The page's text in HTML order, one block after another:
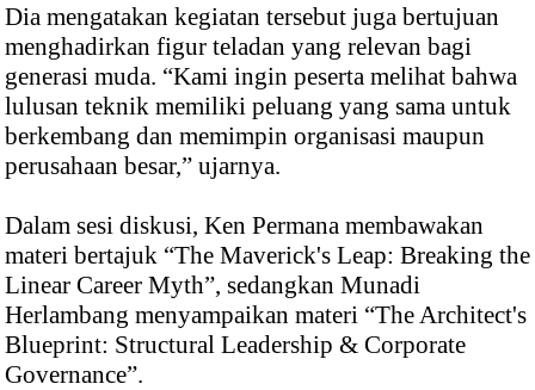
Dia mengatakan kegiatan tersebut juga bertujuan
menghadirkan figur teladan yang relevan bagi
generasi muda. “Kami ingin peserta melihat bahwa
lulusan teknik memiliki peluang yang sama untuk
berkembang dan memimpin organisasi maupun
perusahaan besar,” ujarnya.
Dalam sesi diskusi, Ken Permana membawakan
materi bertajuk “The Maverick's Leap: Breaking the
Linear Career Myth”, sedangkan Munadi
Herlambang menyampaikan materi “The Architect's
Blueprint: Structural Leadership & Corporate
Governance”.